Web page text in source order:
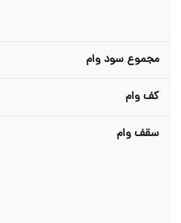
مجموع سود وام
کف وام
سقف وام